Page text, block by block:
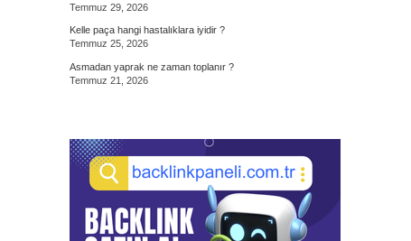
Temmuz 29, 2026
Kelle paça hangi hastalıklara iyidir ?
Temmuz 25, 2026
Asmadan yaprak ne zaman toplanır ?
Temmuz 21, 2026